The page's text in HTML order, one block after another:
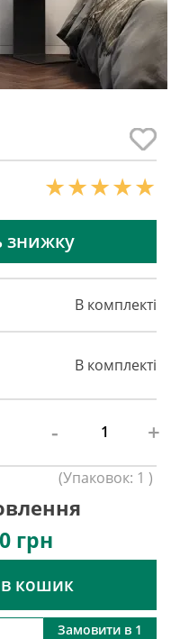
знижку
В комплекті
В комплекті
- +
(Упаковок: 1 )
грн
кошик
Замовити в 1